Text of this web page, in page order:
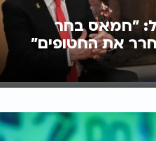
"חמאס בחר
את החטופים"